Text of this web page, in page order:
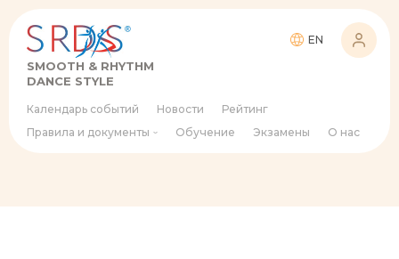
SMOOTH & RHYTHM
DANCE STYLE
EN
Календарь событий Новости
Рейтинг
Правила и документы
Обучение Экзамены О нас